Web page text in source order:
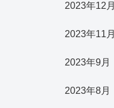
2023年12月
2023年11月
2023年9月
2023年8月